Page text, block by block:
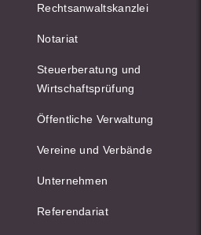
Rechtsanwaltskanzlei
Notariat
Steuerberatung und
Wirtschaftsprüfung
Öffentliche Verwaltung
Vereine und Verbände
Unternehmen
Referendariat